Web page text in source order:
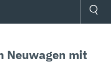
Neuwagen mit